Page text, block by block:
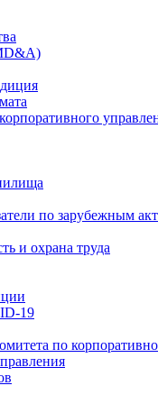
по зарубежным
и охрана труда
по